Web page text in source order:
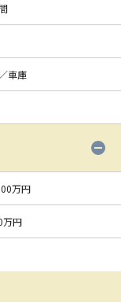
車庫
万円
万円